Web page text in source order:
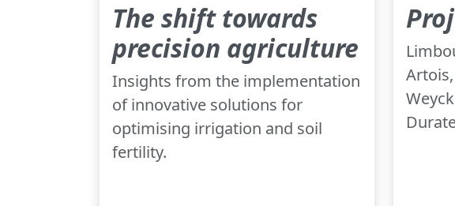
The shift towards
precision agriculture
Insights from the implementation
of innovative solutions for
optimising irrigation and soil
fertility.
Artois,